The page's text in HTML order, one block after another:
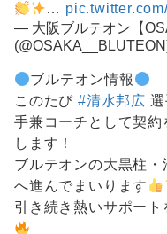
…
— 大阪ブルテオン【
ブルテオン情報
このたび #清水邦広
手兼コーチとして契
します！
ブルテオンの大黒柱
へ進んでまいります
引き続き熱いサポー